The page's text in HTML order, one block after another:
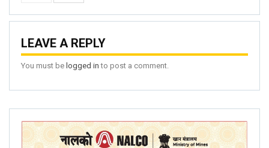
LEAVE A REPLY
You must be logged in to post a comment.